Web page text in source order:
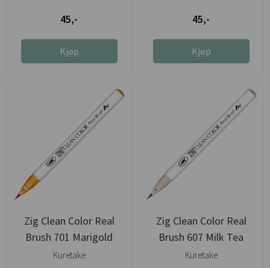
45,-
Kjøp
45,-
Kjøp
Zig Clean Color Real
Brush 701 Marigold
Kuretake
Zig Clean Color Real
Brush 607 Milk Tea
Kuretake